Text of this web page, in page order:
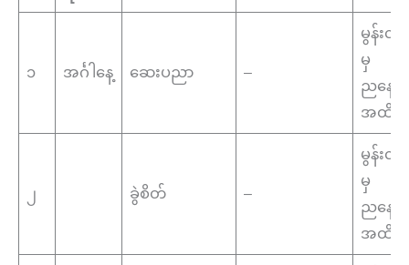
၁ အင်္ဂါနေ့ ဆေးပညာ –
မွန်းလွဲ(
မှ
ညနေ(၄
အထိ
၂ ခွဲစိတ် –
မွန်းလွဲ(
မှ
ညနေ(၄
အထိ